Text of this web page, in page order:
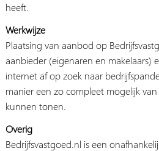
heeft.
Werkwijze
Plaatsing van aanbod op
aanbieder (eigenaren en makelaars)
internet af op zoek naar
manier een zo compleet mogelijk
kunnen tonen.
Overig
Bedrijfsvastgoed.nl is een